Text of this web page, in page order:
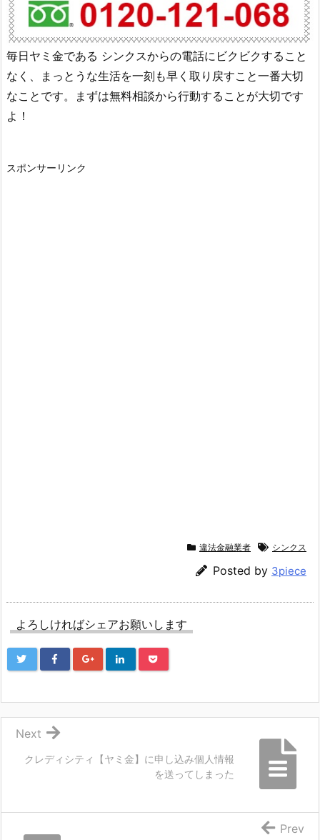
毎日ヤミ金である シンクスからの電話にビクビクすること
なく、まっとうな生活を一刻も早く取り戻すこと一番大切
なことです。まずは無料相談から行動することが大切です
よ！
スポンサーリンク
違法金融業者 シンクス
Posted by 3piece
よろしければシェアお願いします
クレディシティ【ヤミ金】に申し込み個人情報
を送ってしまった
Next
Prev